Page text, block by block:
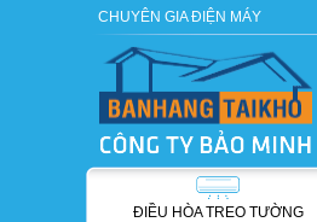
CHUYÊN GIA ĐIỆN MÁY
ĐIỀU HÒA TREO TƯỜNG